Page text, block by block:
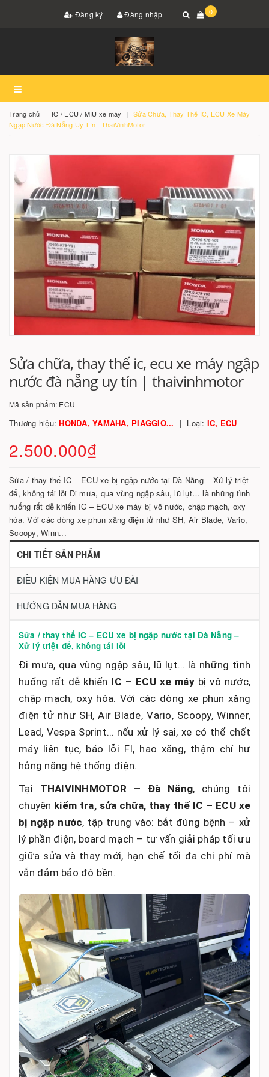
Đăng ký Đăng nhập 0
Trang chủ IC / ECU / MIU xe máy
Sửa Chữa, Thay Thế IC, ECU Xe Máy
Ngập Nước Đà Nẵng Uy Tín | ThaiVinhMotor
Sửa chữa, thay thế ic, ecu xe máy ngập
nước đà nẵng uy tín | thaivinhmotor
Mã sản phẩm: ECU
Thương hiệu:HONDA, YAMAHA, PIAGGIO... Loại: IC, ECU
2.500.000₫
Sửa / thay thế IC – ECU xe bị ngập nước tại Đà Nẵng – Xử lý triệt
để, không tái lỗi Đi mưa, qua vùng ngập sâu, lũ lụt… là những tình
huống rất dễ khiến IC – ECU xe máy bị vô nước, chập mạch, oxy
hóa. Với các dòng xe phun xăng điện tử như SH, Air Blade, Vario,
Scoopy, Winn...
CHI TIẾT SẢN PHẨM
ĐIỀU KIỆN MUA HÀNG ƯU ĐÃI
HƯỚNG DẪN MUA HÀNG
Sửa / thay thế IC – ECU xe bị ngập nước tại Đà Nẵng –
Xử lý triệt để, không tái lỗi
Đi mưa, qua vùng ngập sâu, lũ lụt… là những tình
huống rất dễ khiến IC – ECU xe máybị vô nước,
chập mạch, oxy hóa. Với các dòng xe phun xăng
điện tử như SH, Air Blade, Vario, Scoopy, Winner,
Lead, Vespa Sprint… nếu xử lý sai, xe có thể chết
máy liên tục, báo lỗi FI, hao xăng, thậm chí hư
hỏng nặng hệ thống điện.
Tại THAIVINHMOTOR – Đà Nẵng, chúng tôi
chuyên kiểm tra, sửa chữa, thay thế IC – ECU xe
bị ngập nước, tập trung vào: bắt đúng bệnh – xử
lý phần điện, board mạch – tư vấn giải pháp tối ưu
giữa sửa và thay mới, hạn chế tối đa chi phí mà
vẫn đảm bảo độ bền.